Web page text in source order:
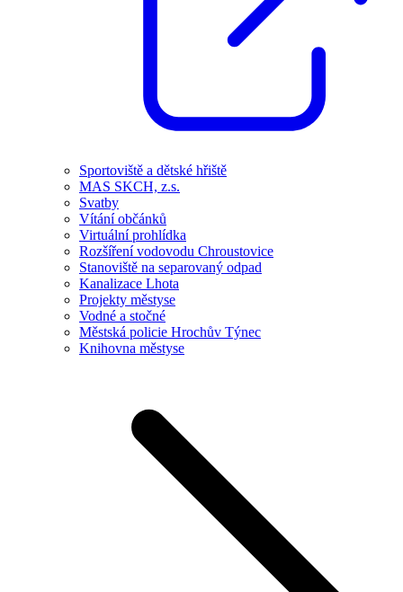
Sportoviště a dětské hřiště
MAS SKCH, z.s.
Svatby
Vítání občánků
Virtuální prohlídka
Rozšíření vodovodu Chroustovice
Stanoviště na separovaný odpad
Kanalizace Lhota
Projekty městyse
Vodné a stočné
Městská policie Hrochův Týnec
Knihovna městyse